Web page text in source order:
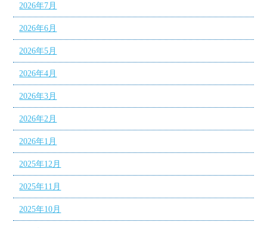
2026年7月
2026年6月
2026年5月
2026年4月
2026年3月
2026年2月
2026年1月
2025年12月
2025年11月
2025年10月